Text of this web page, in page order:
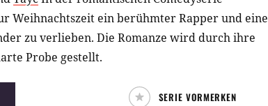
Weihnachtszeit ein berühmter Rapper und eine
zu verlieben. Die Romanze wird durch ihre
Probe gestellt.
SERIE VORMERKEN